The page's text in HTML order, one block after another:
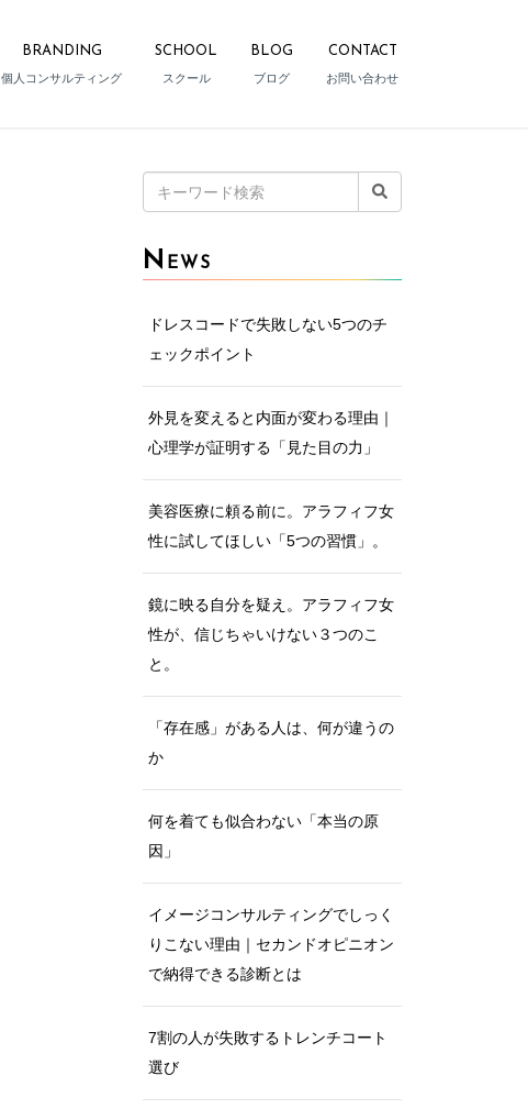
BRANDING
個人コンサルティング
SCHOOL
スクール
BLOG
ブログ
CONTACT
お問い合わせ
索:
N EWS
ドレスコードで失敗しない5つのチ
ェックポイント
外見を変えると内面が変わる理由｜
心理学が証明する「見た目の力」
美容医療に頼る前に。アラフィフ女
性に試してほしい「5つの習慣」。
鏡に映る自分を疑え。アラフィフ女
性が、信じちゃいけない３つのこ
と。
「存在感」がある人は、何が違うの
か
何を着ても似合わない「本当の原
因」
イメージコンサルティングでしっく
りこない理由｜セカンドオピニオン
で納得できる診断とは
7割の人が失敗するトレンチコート
選び